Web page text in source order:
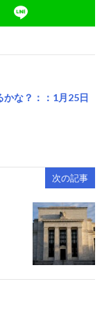
な？：：1月25日
次の記事